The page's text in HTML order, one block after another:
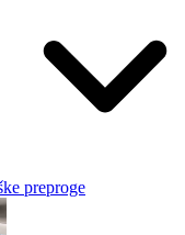
preproge